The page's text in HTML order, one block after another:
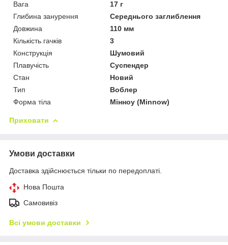
Вага
17 г
Глибина занурення
Середнього заглиблення
Довжина
110 мм
Кількість гачків
3
Конструкція
Шумовий
Плавучість
Суспендер
Стан
Новий
Тип
Воблер
Форма тіла
Мінноу (Minnow)
Приховати
Умови доставки
Доставка здійснюється тільки по передоплаті.
Нова Пошта
Самовивіз
Всі умови доставки